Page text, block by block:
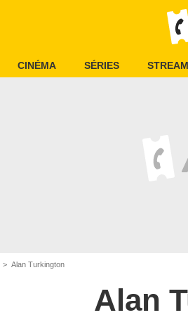
CINÉMA SÉRIES
Alan Turkington
Alan